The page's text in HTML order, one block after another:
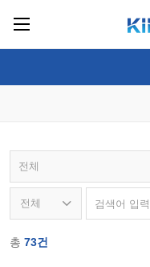
총 73건